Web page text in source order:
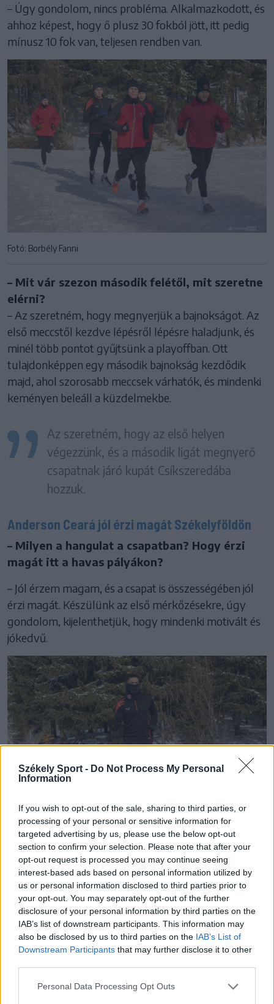
Székely Sport - Do Not Process My Personal
Information
If you wish to opt-out of the sale, sharing to third parties, or
processing of your personal or sensitive information for
targeted advertising by us, please use the below opt-out
section to confirm your selection. Please note that after your
opt-out request is processed you may continue seeing
interest-based ads based on personal information utilized by
us or personal information disclosed to third parties prior to
your opt-out. You may separately opt-out of the further
disclosure of your personal information by third parties on the
IAB’s list of downstream participants. This information may
also be disclosed by us to third parties on the IAB’s List of
Downstream Participants that may further disclose it to other
Personal Data Processing Opt Outs
– Úgy gondolom, nincs probléma. Alkalmazkodott, és
ahhoz képest, hogy ő plusz 30 fokból jött, itt pedig
mínusz 10 fok van, teljesen rendben van.
Fotó: Borbély Fanni
– Mit vár szezon második felétől, mit szeretne
elérni?
– Az szeretném, hogy megnyerjük a bajnokságot. Az
első meccstől kezdve lépésről lépésre haladjunk, és
minél több pontot gyűjtsünk a playoffban. Ott
tulajdonképpen egy második bajnokság kezdődik
majd, ahol szorosabb meccsek várhatók, és mindenki
keményen beleáll a küzdelmekbe.
Az szeretném, hogy az első helyen
végezzünk, és a második ligát megnyerő
csapatnak járó kupát Csíkszeredába
hozzuk.
Anderson Ceará jól érzi magát Székelyföldön
– Milyen a hangulat a csapatban? Hogy érzi
magát itt a havas pályákon?
– Jól érzem magam, és a csapat is összességében jól
érzi magát. Készülünk az első mérkőzésekre, úgy
gondolom, kijelenthetjük, hogy mindenki motivált és
jókedvű.
A brazil Anderson Ceará
Fotó: Borbély Fanni
– Milyen volt a téli, ünnepi vakációja?
– Szuper volt. Brazíliában töltöttem az időt, ahol
minden gyönyörű – a kultúra, az időjárás... Nagyon
más, mint itt Hargitafürdőn. Sokkal melegebb van
otthon, de élvezem az itteni havas környezetet is.
– Sikerült beilleszkednie a csapatba?